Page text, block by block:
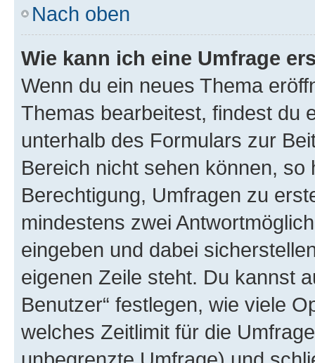
Nach oben
Wie kann ich eine Umfrage
Wenn du ein neues Thema
Themas bearbeitest, findest du
unterhalb des Formulars zur
Bereich nicht sehen können,
Berechtigung, Umfragen zu
mindestens zwei
eingeben und dabei
eigenen Zeile steht. Du kannst
Benutzer“ festlegen, wie viele
welches Zeitlimit für die